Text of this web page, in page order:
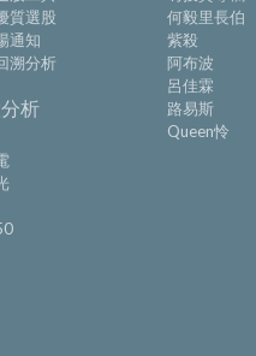
質選股
通知
溯分析
析
何毅里長伯
紫殺
阿布波
呂佳霖
路易斯
Queen怜